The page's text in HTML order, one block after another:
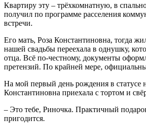
Квартиру эту – трёхкомнатную, в
получил по программе расселения
встречи.
Его мать, Роза Константиновна, тогда
нашей свадьбы переехала в однушку,
отца. Всё по-честному, документы
претензий. По крайней мере,
На мой первый день рождения в статусе
Константиновна приехала с тортом и
– Это тебе, Риночка. Практичный
пригодится.